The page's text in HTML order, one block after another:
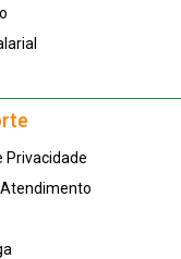
Privacidade